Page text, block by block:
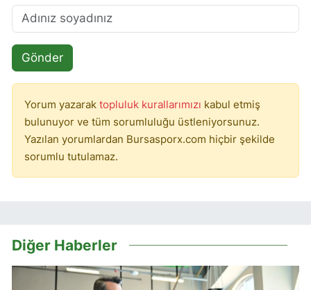
Gönder
Yorum yazarak topluluk kurallarımızı kabul etmiş
bulunuyor ve tüm sorumluluğu üstleniyorsunuz.
Yazılan yorumlardan Bursasporx.com hiçbir şekilde
sorumlu tutulamaz.
Diğer Haberler